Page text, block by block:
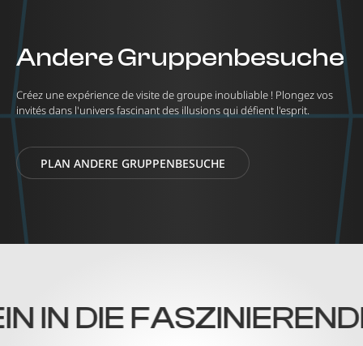
Andere Gruppenbesuche
Créez une expérience de visite de groupe inoubliable ! Plongez vos
invités dans l'univers fascinant des illusions qui défient l'esprit.
PLAN ANDERE GRUPPENBESUCHE
IN DIE